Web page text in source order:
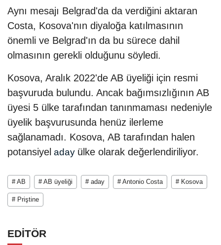
Aynı mesajı Belgrad'da da verdiğini aktaran
Costa, Kosova'nın diyaloğa katılmasının
önemli ve Belgrad'ın da bu sürece dahil
olmasının gerekli olduğunu söyledi.
Kosova, Aralık 2022'de AB üyeliği için resmi
başvuruda bulundu. Ancak bağımsızlığının AB
üyesi 5 ülke tarafından tanınmaması nedeniyle
üyelik başvurusunda henüz ilerleme
sağlanamadı. Kosova, AB tarafından halen
potansiyel aday ülke olarak değerlendiriliyor.
# AB # AB üyeliği # aday # Antonio Costa # Kosova
# Priştine
EDİTÖR